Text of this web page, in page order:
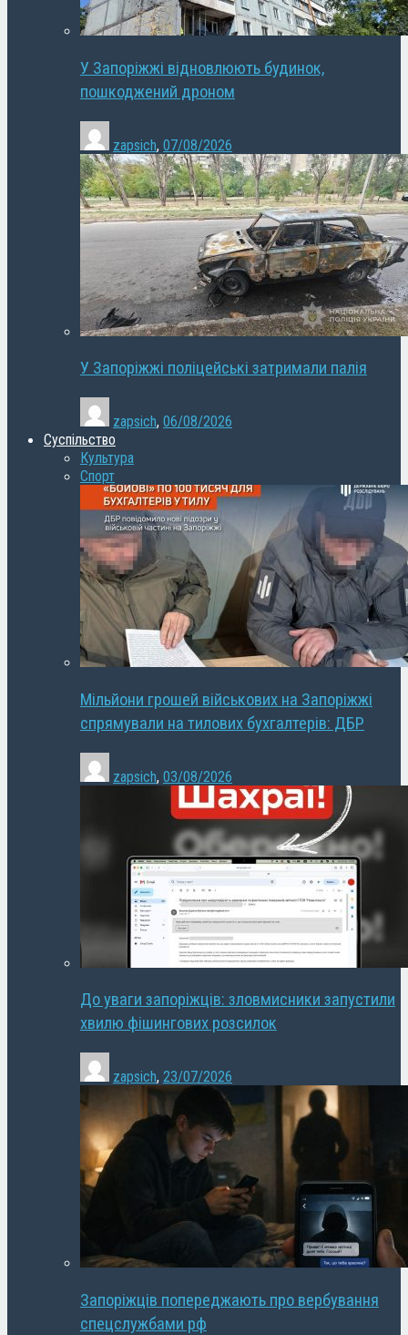
У Запоріжжі відновлюють будинок,
пошкоджений дроном
zapsich, 07/08/2026
У Запоріжжі поліцейські затримали палія
zapsich, 06/08/2026
Суспільство
Культура
Спорт
Мільйони грошей військових на Запоріжжі
спрямували на тилових бухгалтерів: ДБР
zapsich, 03/08/2026
До уваги запоріжців: зловмисники запустили
хвилю фішингових розсилок
zapsich, 23/07/2026
Запоріжців попереджають про вербування
спецслужбами рф